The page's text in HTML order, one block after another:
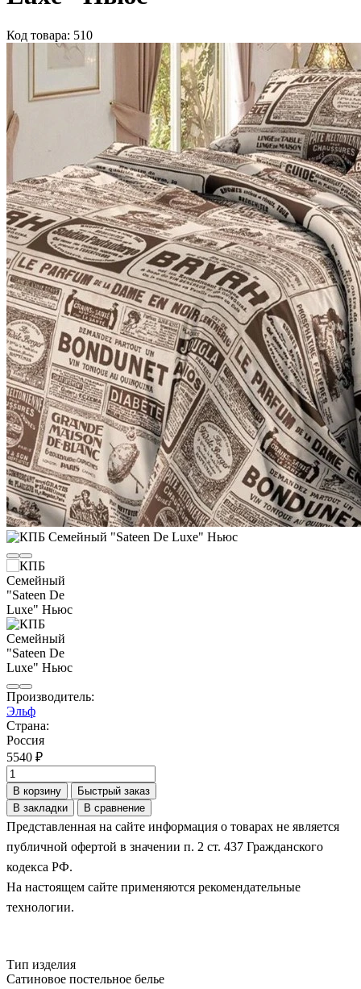
Код товара: 510
Производитель:
Эльф
Страна:
Россия
5540 ₽
В корзину
Быстрый заказ
В закладки
В сравнение
Представленная на сайте информация о товарах не является
публичной офертой в значении п. 2 ст. 437 Гражданского
кодекса РФ.
На настоящем сайте применяются рекомендательные
технологии.
Тип изделия
Сатиновое постельное белье